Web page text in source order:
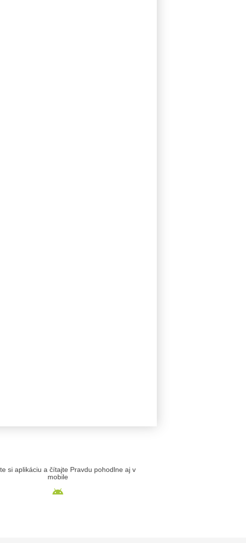
si aplikáciu a čítajte Pravdu pohodlne aj v
mobile